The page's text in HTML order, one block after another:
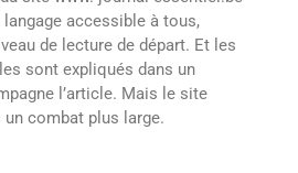
accessible à tous,
de lecture de départ. Et les
sont expliqués dans un
l’article. Mais le site
un combat plus large.